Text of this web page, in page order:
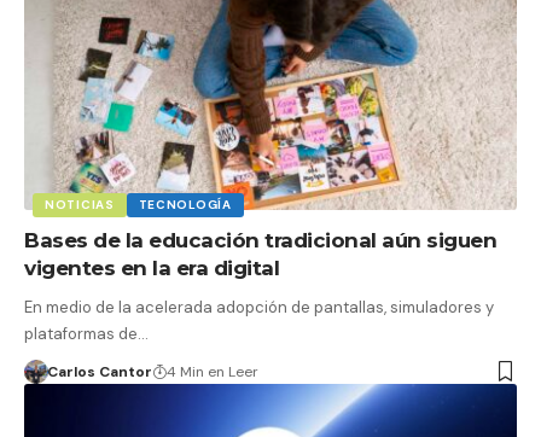
NOTICIAS TECNOLOGÍA
Bases de la educación tradicional aún siguen
vigentes en la era digital
En medio de la acelerada adopción de pantallas, simuladores y
plataformas de…
Carlos Cantor 4 Min en Leer